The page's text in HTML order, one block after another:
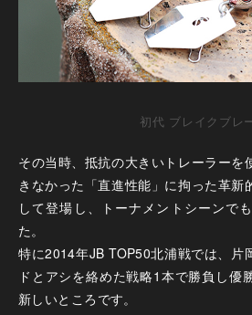
初代 ブレイクブレ
その当時、抵抗の大きいトレーラーを
きなかった「直進性能」に拘った革新
して登場し、トーナメントシーンで
た。
特に2014年JB TOP50北浦戦では、片
ドとアシを絡めた戦略1本で勝負し優
新しいところです。